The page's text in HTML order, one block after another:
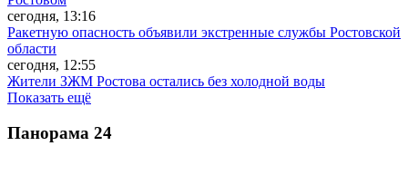
сегодня, 13:16
Ракетную опасность объявили экстренные службы Ростовской
области
сегодня, 12:55
Жители ЗЖМ Ростова остались без холодной воды
Показать ещё
Панорама 24